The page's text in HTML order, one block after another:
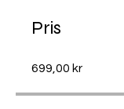
Pris
699,00 kr